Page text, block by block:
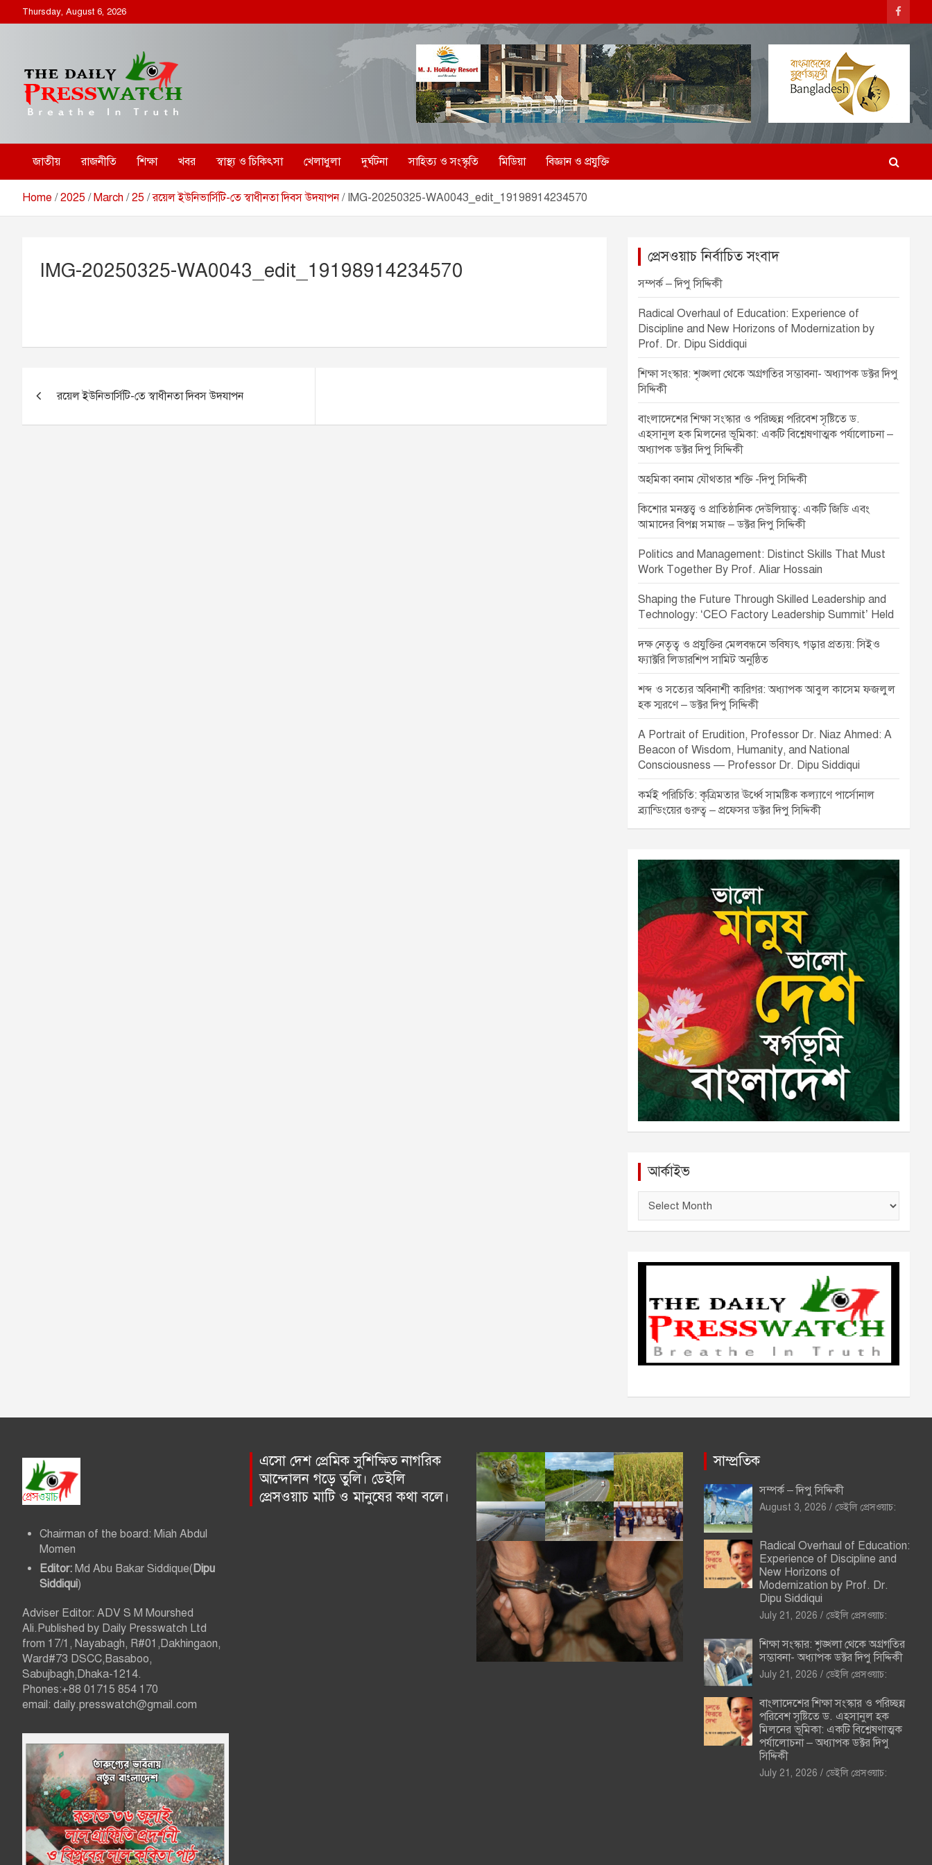
k
t
Thursday, August 6, 2026
ডেইলি প্রেসওয়াচ
জাতীয় রাজনীতি শিক্ষা খবর স্বাস্থ্য ও চিকিৎসা খেলাধুলা দুর্ঘটনা সাহিত্য ও সংস্কৃতি মিডিয়া বিজ্ঞান ও প্রযুক্তি
Home 2025 March 25 রয়েল ইউনিভার্সিটি-তে স্বাধীনতা দিবস উদযাপন IMG-20250325-WA0043_edit_19198914234570
IMG-20250325-WA0043_edit_19198914234570
রয়েল ইউনিভার্সিটি-তে স্বাধীনতা দিবস উদযাপন
প্রেসওয়াচ নির্বাচিত সংবাদ
সম্পর্ক – দিপু সিদ্দিকী
Radical Overhaul of Education: Experience of
Discipline and New Horizons of Modernization by
Prof. Dr. Dipu Siddiqui
শিক্ষা সংস্কার: শৃঙ্খলা থেকে অগ্রগতির সম্ভাবনা- অধ্যাপক ডক্টর দিপু
সিদ্দিকী
বাংলাদেশের শিক্ষা সংস্কার ও পরিচ্ছন্ন পরিবেশ সৃষ্টিতে ড.
এহসানুল হক মিলনের ভূমিকা: একটি বিশ্লেষণাত্মক পর্যালোচনা –
অধ্যাপক ডক্টর দিপু সিদ্দিকী
অহমিকা বনাম যৌথতার শক্তি -দিপু সিদ্দিকী
কিশোর মনস্তত্ত্ব ও প্রাতিষ্ঠানিক দেউলিয়াত্ব: একটি জিডি এবং
আমাদের বিপন্ন সমাজ – ডক্টর দিপু সিদ্দিকী
Politics and Management: Distinct Skills That Must
Work Together By Prof. Aliar Hossain
Shaping the Future Through Skilled Leadership and
Technology: ‘CEO Factory Leadership Summit’ Held
দক্ষ নেতৃত্ব ও প্রযুক্তির মেলবন্ধনে ভবিষ্যৎ গড়ার প্রত্যয়: সিইও
ফ্যাক্টরি লিডারশিপ সামিট অনুষ্ঠিত
শব্দ ও সত্যের অবিনাশী কারিগর: অধ্যাপক আবুল কাসেম ফজলুল
হক স্মরণে – ডক্টর দিপু সিদ্দিকী
A Portrait of Erudition, Professor Dr. Niaz Ahmed: A
Beacon of Wisdom, Humanity, and National
Consciousness — Professor Dr. Dipu Siddiqui
কর্মই পরিচিতি: কৃত্রিমতার ঊর্ধ্বে সামষ্টিক কল্যাণে পার্সোনাল
ব্র্যান্ডিংয়ের গুরুত্ব – প্রফেসর ডক্টর দিপু সিদ্দিকী
আর্কাইভ
ই
Chairman of the board: Miah Abdul
Momen
Editor: Md Abu Bakar Siddique(Dipu
Siddiqui)
Adviser Editor: ADV S M Mourshed
Ali.Published by Daily Presswatch Ltd
from 17/1, Nayabagh, R#01,Dakhingaon,
Ward#73 DSCC,Basaboo,
Sabujbagh,Dhaka-1214.
Phones:+88 01715 854 170
email: daily.presswatch@gmail.com
এসো দেশ প্রেমিক সুশিক্ষিত নাগরিক
আন্দোলন গড়ে তুলি। ডেইলি
প্রেসওয়াচ মাটি ও মানুষের কথা বলে।
সাম্প্রতিক
সম্পর্ক – দিপু সিদ্দিকী
August 3, 2026 ডেইলি প্রেসওয়াচ:
Radical Overhaul of Education:
Experience of Discipline and
New Horizons of
Modernization by Prof. Dr.
Dipu Siddiqui
July 21, 2026 ডেইলি প্রেসওয়াচ:
শিক্ষা সংস্কার: শৃঙ্খলা থেকে অগ্রগতির
সম্ভাবনা- অধ্যাপক ডক্টর দিপু সিদ্দিকী
July 21, 2026 ডেইলি প্রেসওয়াচ:
বাংলাদেশের শিক্ষা সংস্কার ও পরিচ্ছন্ন
পরিবেশ সৃষ্টিতে ড. এহসানুল হক
মিলনের ভূমিকা: একটি বিশ্লেষণাত্মক
পর্যালোচনা – অধ্যাপক ডক্টর দিপু
সিদ্দিকী
July 21, 2026 ডেইলি প্রেসওয়াচ: